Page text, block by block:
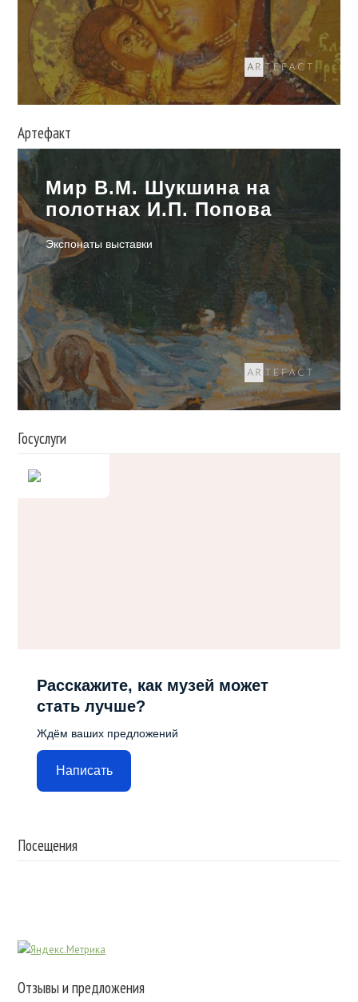
Артефакт
Мир В.М. Шукшина на
полотнах И.П. Попова
Экспонаты выставки
Госуслуги
Расскажите, как музей может
стать лучше?
Ждём ваших предложений
Написать
Посещения
Отзывы и предложения